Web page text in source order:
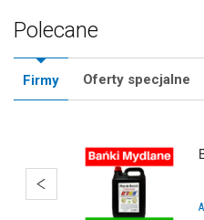
Polecane
Firmy Oferty specjalne